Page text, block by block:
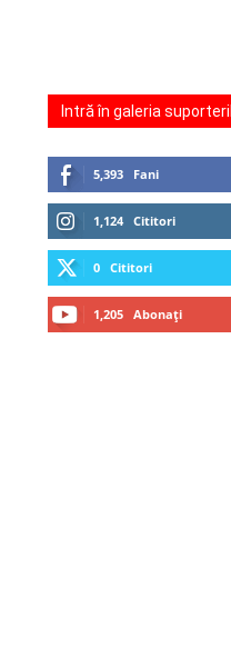
Intră în galeria
5,393 Fani
1,124 Cititori
0 Cititori
1,205 Abonați